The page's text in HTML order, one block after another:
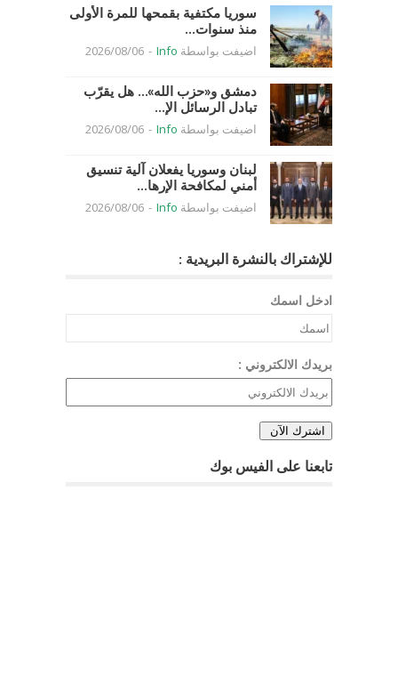
سوريا مكتفية بقمحها للمرة الأولى
منذ سنوات...
اضيفت بواسطة Info
-
2026/08/06
دمشق و«حزب الله»… هل يقرّب
تبادل الرسائل الإ...
اضيفت بواسطة Info
-
2026/08/06
لبنان وسوريا يفعلان آلية تنسيق
أمني لمكافحة الإرها...
اضيفت بواسطة Info
-
2026/08/06
للإشتراك بالنشرة البريدية :
ادخل اسمك
بريدك الالكتروني :
تابعنا على الفيس بوك